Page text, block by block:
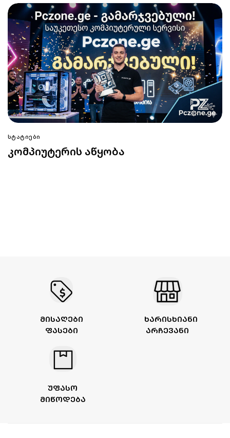
ᲡᲢᲐᲢᲘᲔᲑᲘ
კომპიუტერის აწყობა
ᲮᲐᲠᲘᲡᲮᲘᲐᲜᲘ
ᲐᲠᲩᲔᲕᲐᲜᲘ
ᲛᲘᲡᲐᲦᲔᲑᲘ
ᲤᲐᲡᲔᲑᲘ
ᲣᲤᲐᲡᲝ
ᲛᲘᲬᲝᲓᲔᲑᲐ